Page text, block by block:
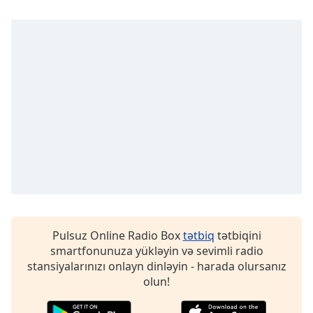
Size
Pulsuz Online Radio Boxtətbiq tətbiqini
smartfonunuza yükləyin və sevimli radio
stansiyalarınızı onlayn dinləyin - harada olursanız
olun!